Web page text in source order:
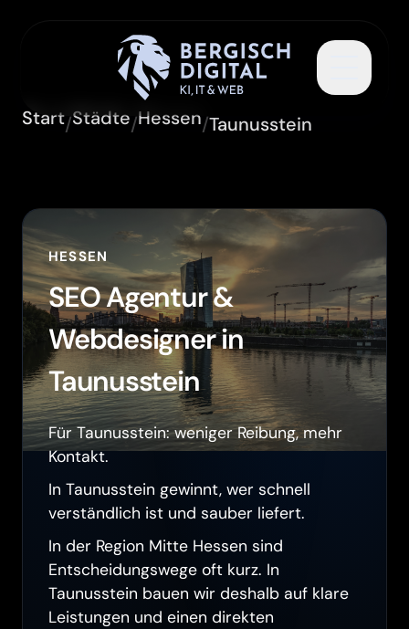
Toggle
Start/Städte/Hessen/Taunusstein
HESSEN
SEO Agentur &
Webdesigner in
Taunusstein
Für Taunusstein: weniger Reibung, mehr
Kontakt.
In Taunusstein gewinnt, wer schnell
verständlich ist und sauber liefert.
In der Region Mitte Hessen sind
Entscheidungswege oft kurz. In
Taunusstein bauen wir deshalb auf klare
Leistungen und einen direkten